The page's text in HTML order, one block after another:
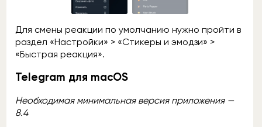
Для смены реакции по умолчанию нужно пройти в
раздел «Настройки» > «Стикеры и эмодзи» >
«Быстрая реакция».
Telegram для macOS
Необходимая минимальная версия приложения —
8.4